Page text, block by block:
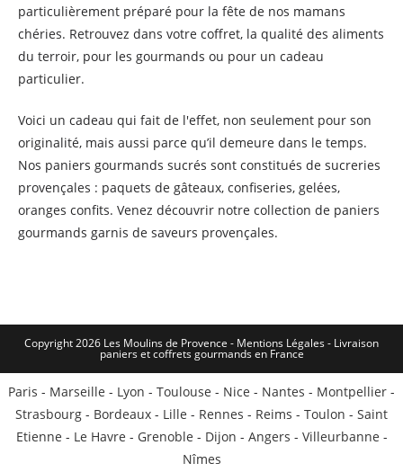
particulièrement préparé pour la fête de nos mamans
chéries. Retrouvez dans votre coffret, la qualité des aliments
du terroir, pour les gourmands ou pour un cadeau
particulier.
Voici un cadeau qui fait de l'effet, non seulement pour son
originalité, mais aussi parce qu’il demeure dans le temps.
Nos paniers gourmands sucrés sont constitués de sucreries
provençales : paquets de gâteaux, confiseries, gelées,
oranges confits. Venez découvrir notre collection de paniers
gourmands garnis de saveurs provençales.
Copyright 2026 Les Moulins de Provence - Mentions Légales - Livraison
paniers et coffrets gourmands en France
Paris - Marseille - Lyon - Toulouse - Nice - Nantes - Montpellier -
Strasbourg - Bordeaux - Lille - Rennes - Reims - Toulon - Saint
Etienne - Le Havre - Grenoble - Dijon - Angers - Villeurbanne -
Nîmes